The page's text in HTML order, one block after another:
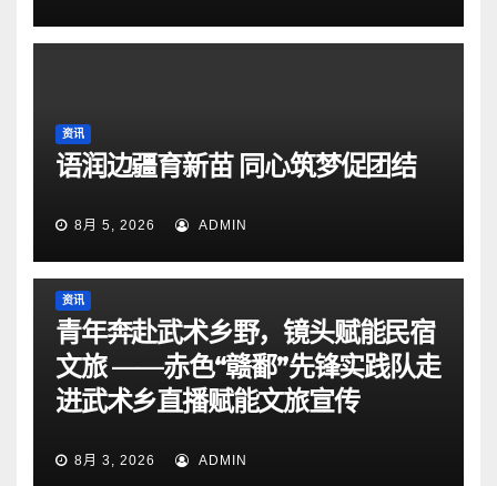
资讯
语润边疆育新苗 同心筑梦促团结
8月 5, 2026 ADMIN
资讯
青年奔赴武术乡野，镜头赋能民宿
文旅 ——赤色“赣鄱”先锋实践队走
进武术乡直播赋能文旅宣传
8月 3, 2026 ADMIN